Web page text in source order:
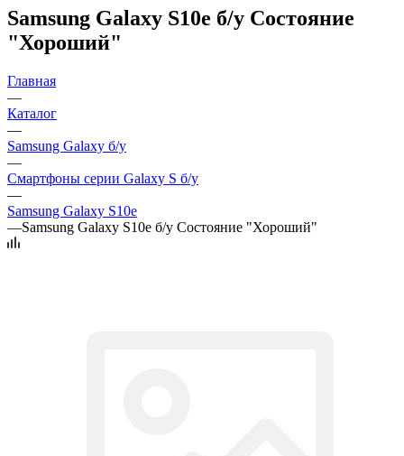
Samsung Galaxy S10e б/у Состояние
"Хороший"
Главная
—
Каталог
—
Samsung Galaxy б/у
—
Смартфоны серии Galaxy S б/у
—
Samsung Galaxy S10e
—Samsung Galaxy S10e б/у Состояние "Хороший"